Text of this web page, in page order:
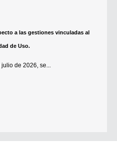
a las gestiones vinculadas al
de Uso.
de 2026, se...